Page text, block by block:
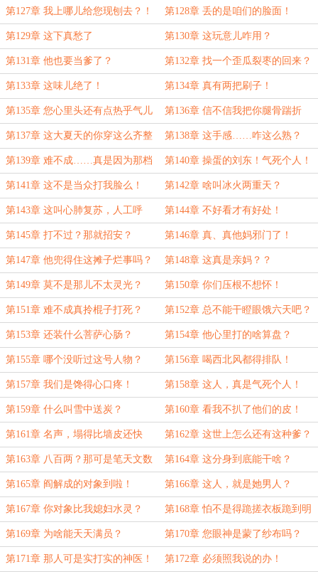
的！
第127章 我上哪儿给您现刨去？！ 第128章 丢的是咱们的脸面！
第129章 这下真愁了 第130章 这玩意儿咋用？
第131章 他也要当爹了？ 第132章 找一个歪瓜裂枣的回来？
第133章 这味儿绝了！ 第134章 真有两把刷子！
第135章 您心里头还有点热乎气儿
没？
第136章 信不信我把你腿骨踹折
了？
第137章 这大夏天的你穿这么齐整
干什么?
第138章 这手感……咋这么熟？
第139章 难不成……真是因为那档
子事儿？
第140章 操蛋的刘东！气死个人！
第141章 这不是当众打我脸么！ 第142章 啥叫冰火两重天？
第143章 这叫心肺复苏，人工呼
吸！
第144章 不好看才有好处！
第145章 打不过？那就招安？ 第146章 真、真他妈邪门了！
第147章 他兜得住这摊子烂事吗？ 第148章 这真是亲妈？？
第149章 莫不是那儿不太灵光？ 第150章 你们压根不想怀！
第151章 难不成真拎棍子打死？ 第152章 总不能干瞪眼饿六天吧？
第153章 还装什么菩萨心肠？ 第154章 他心里打的啥算盘？
第155章 哪个没听过这号人物？ 第156章 喝西北风都得排队！
第157章 我们是馋得心口疼！ 第158章 这人，真是气死个人！
第159章 什么叫雪中送炭？ 第160章 看我不扒了他们的皮！
第161章 名声，塌得比墙皮还快 第162章 这世上怎么还有这种爹？
第163章 八百两？那可是笔天文数
字！
第164章 这分身到底能干啥？
第165章 阎解成的对象到啦！ 第166章 这人，就是她男人？
第167章 你对象比我媳妇水灵？ 第168章 怕不是得跪搓衣板跪到明
年开春！
第169章 为啥能天天满员？ 第170章 您眼神是蒙了纱布吗？
第171章 那人可是实打实的神医！ 第172章 必须照我说的办！